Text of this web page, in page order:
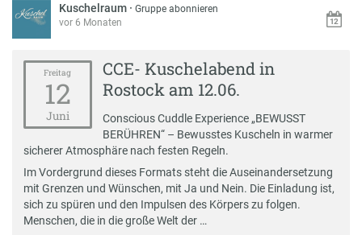
Kuschelraum ·Gruppe abonnieren
vor 6 Monaten
Freitag
12
Juni
CCE- Kuschelabend in
Rostock am 12.06.
Conscious Cuddle Experience „BEWUSST
BERÜHREN“ – Bewusstes Kuscheln in warmer
sicherer Atmosphäre nach festen Regeln.
Im Vordergrund dieses Formats steht die Auseinandersetzung
mit Grenzen und Wünschen, mit Ja und Nein. Die Einladung ist,
sich zu spüren und den Impulsen des Körpers zu folgen.
Menschen, die in die große Welt der …